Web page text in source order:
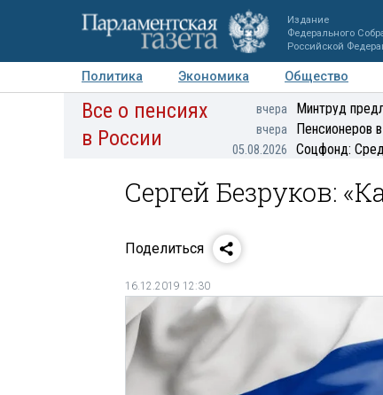
Издание
Федерального
Российской
Политика Экономика Общество
Авторы Персоны Мнения
Все о пенсиях
в России
вчера Минтруд
вчера Пенсионеров
05.08.2026 Соцфонд:
Сергей Безруков:
Поделиться
16.12.2019 12:30